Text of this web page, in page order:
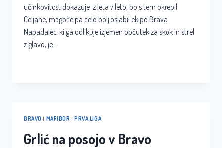
učinkovitost dokazuje iz leta v leto, bo s tem okrepil
Celjane, mogoče pa celo bolj oslabil ekipo Brava.
Napadalec, ki ga odlikuje izjemen občutek za skok in strel
z glavo, je…
BRAVO | MARIBOR |PRVA LIGA
Grlić na posojo v Bravo